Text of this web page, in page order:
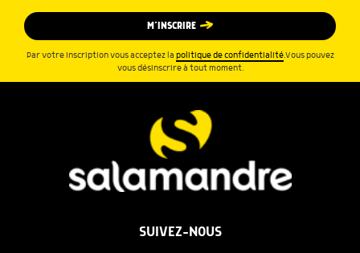
M’INSCRIRE
Par votre inscription vous acceptez la politique de confidentialité.Vous pouvez
vous désinscrire à tout moment.
SUIVEZ-NOUS